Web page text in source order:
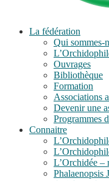
La fédération
Qui sommes-
Ouvrages
Bibliothèque
Formation
Associations
Devenir une
Programmes
Connaitre
L’Orchidée –
Phalaenopsis